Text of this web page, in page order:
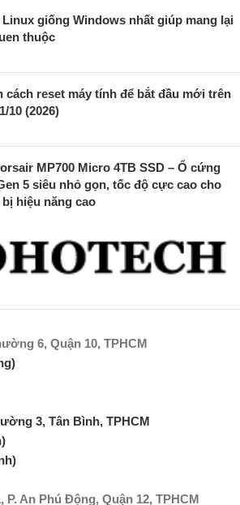
Linux giống Windows nhất giúp mang lại
thuộc
cách reset máy tính để bắt đầu mới trên
10 (2026)
MP700 Micro 4TB SSD – Ổ cứng
5 siêu nhỏ gọn, tốc độ cực cao cho
hiệu năng cao
6, Quận 10, TPHCM
3, Tân Bình, TPHCM
P. An Phú Động, Quận 12, TPHCM